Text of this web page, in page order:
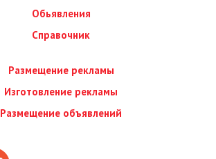
Обьявления
Справочник
Размещение рекламы
Изготовление рекламы
Размещение объявлений